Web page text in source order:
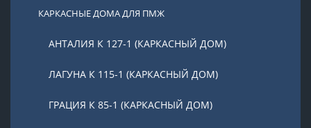
КАРКАСНЫЕ ДОМА ДЛЯ ПМЖ
АНТАЛИЯ К 127-1 (КАРКАСНЫЙ ДОМ)
ЛАГУНА К 115-1 (КАРКАСНЫЙ ДОМ)
ГРАЦИЯ К 85-1 (КАРКАСНЫЙ ДОМ)